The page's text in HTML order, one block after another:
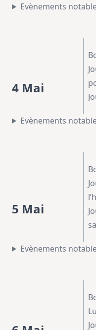
Evènements
4 Mai
Evènements
5 Mai
Evènements